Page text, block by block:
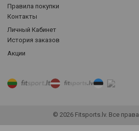
Правила покупки
Контакты
Личный Кабинет
История заказов
Акции
© 2026 Fitsports.lv. Все